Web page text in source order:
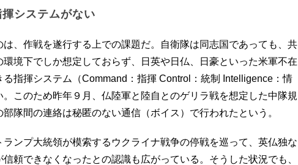
システムがない
、作戦を遂行する上での課題だ。自衛隊は同志国であっても、共
環境下でしか想定しておらず、日英や日仏、日豪といった米軍不在
る指揮システム（Command：指揮 Control：統制 Intelligence：情
このため昨年９月、仏陸軍と陸自とのゲリラ戦を想定した中隊規
隊間の連絡は秘匿のない通信（ボイス）で行われたという。
ンプ大統領が模索するウクライナ戦争の停戦を巡って、英仏独な
頼できなくなったとの認識も広がっている。そうした状況でも、